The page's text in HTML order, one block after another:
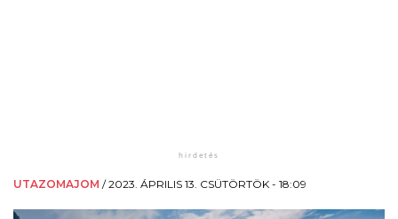
UTAZOMAJOM /2023. ÁPRILIS 13. CSÜTÖRTÖK - 18:09